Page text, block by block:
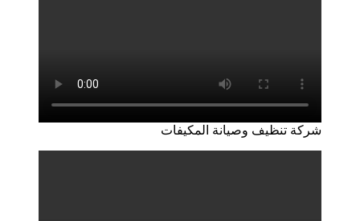
شركة تنظيف وصيانة المكيفات